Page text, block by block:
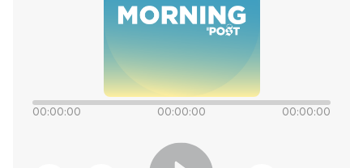
Altrecose
Mondiali calcio 2026
PODCAST
00:00:00 00:00:00 00:00:00